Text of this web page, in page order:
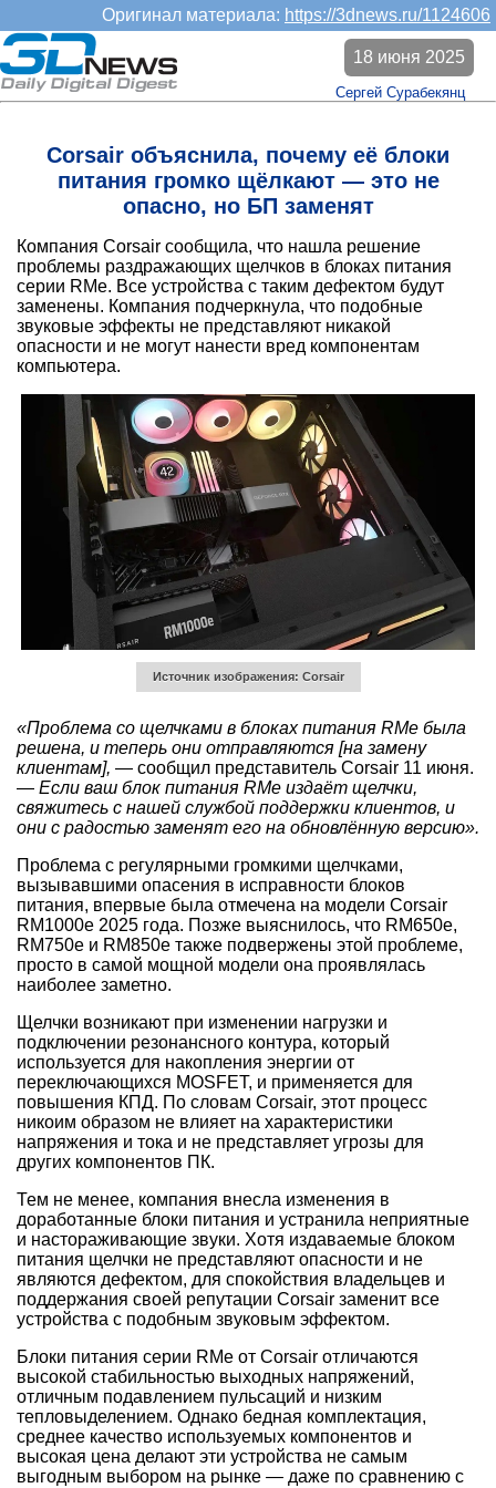
Оригинал материала: https://3dnews.ru/1124606
Corsair объяснила, почему её блоки
питания громко щёлкают — это не
опасно, но БП заменят
18 июня 2025
Сергей Сурабекянц
Компания Corsair сообщила, что нашла решение
проблемы раздражающих щелчков в блоках питания
серии RMe. Все устройства с таким дефектом будут
заменены. Компания подчеркнула, что подобные
звуковые эффекты не представляют никакой
опасности и не могут нанести вред компонентам
компьютера.
Источник изображения: Corsair
«Проблема со щелчками в блоках питания RMe была
решена, и теперь они отправляются [на замену
клиентам], — сообщил представитель Corsair 11 июня.
— Если ваш блок питания RMe издаёт щелчки,
свяжитесь с нашей службой поддержки клиентов, и
они с радостью заменят его на обновлённую версию».
Проблема с регулярными громкими щелчками,
вызывавшими опасения в исправности блоков
питания, впервые была отмечена на модели Corsair
RM1000e 2025 года. Позже выяснилось, что RM650e,
RM750e и RM850e также подвержены этой проблеме,
просто в самой мощной модели она проявлялась
наиболее заметно.
Щелчки возникают при изменении нагрузки и
подключении резонансного контура, который
используется для накопления энергии от
переключающихся MOSFET, и применяется для
повышения КПД. По словам Corsair, этот процесс
никоим образом не влияет на характеристики
напряжения и тока и не представляет угрозы для
других компонентов ПК.
Тем не менее, компания внесла изменения в
доработанные блоки питания и устранила неприятные
и настораживающие звуки. Хотя издаваемые блоком
питания щелчки не представляют опасности и не
являются дефектом, для спокойствия владельцев и
поддержания своей репутации Corsair заменит все
устройства с подобным звуковым эффектом.
Блоки питания серии RMe от Corsair отличаются
высокой стабильностью выходных напряжений,
отличным подавлением пульсаций и низким
тепловыделением. Однако бедная комплектация,
среднее качество используемых компонентов и
высокая цена делают эти устройства не самым
выгодным выбором на рынке — даже по сравнению с